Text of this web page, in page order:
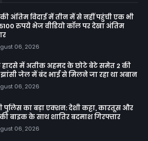
की अंतिम विदाई में तीन में से नहीं पहुंची एक भी
रुपये भेज वीडियो कॉल पर देखा अंतिम
06, 2026
में अतीक अहमद के छोटे बेटे समेत 2 की
जेल में बंद भाई से मिलने जा रहा था अबान
06, 2026
पुलिस का बड़ा एक्शन: देशी कट्टा, कारतूस और
की बाइक के साथ शातिर बदमाश गिरफ्तार
06, 2026